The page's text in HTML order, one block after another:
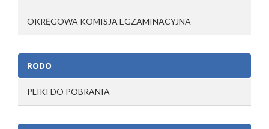
OKRĘGOWA KOMISJA EGZAMINACYJNA
RODO
PLIKI DO POBRANIA